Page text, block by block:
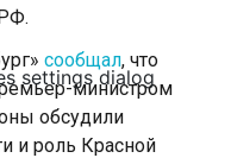
settings dialog
сообщал, что
министром
обсудили
и роль Красной